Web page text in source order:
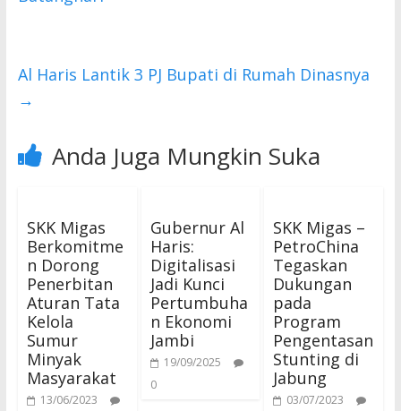
p
p
Al Haris Lantik 3 PJ Bupati di Rumah Dinasnya
→
Anda Juga Mungkin Suka
SKK Migas
Berkomitme
n Dorong
Penerbitan
Aturan Tata
Kelola
Sumur
Minyak
Masyarakat
13/06/2023
Gubernur Al
Haris:
Digitalisasi
Jadi Kunci
Pertumbuha
n Ekonomi
Jambi
19/09/2025
0
SKK Migas –
PetroChina
Tegaskan
Dukungan
pada
Program
Pengentasan
Stunting di
Jabung
03/07/2023